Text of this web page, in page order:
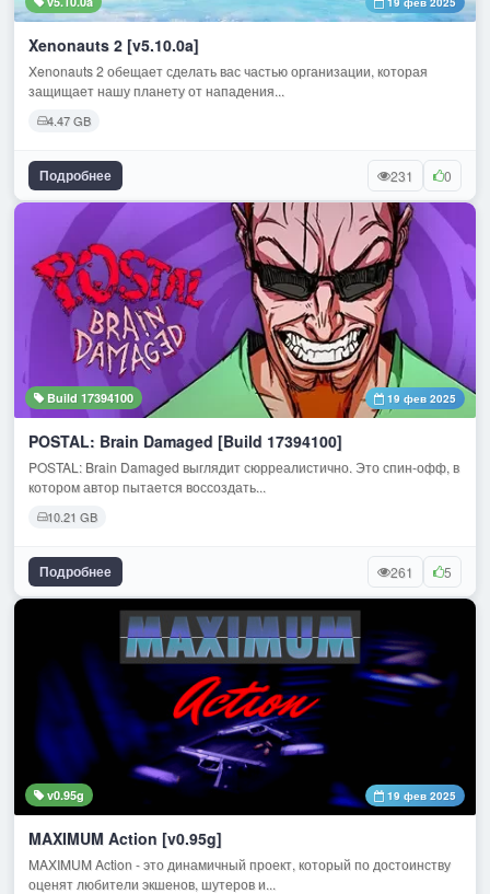
Xenonauts 2 [v5.10.0a]
Xenonauts 2 обещает сделать вас частью организации, которая
защищает нашу планету от нападения...
4.47 GB
Подробнее 231 0
Build 17394100 19 фев 2025
POSTAL: Brain Damaged [Build 17394100]
POSTAL: Brain Damaged выглядит сюрреалистично. Это спин-офф, в
котором автор пытается воссоздать...
10.21 GB
Подробнее 261 5
v0.95g 19 фев 2025
MAXIMUM Action [v0.95g]
MAXIMUM Action - это динамичный проект, который по достоинству
оценят любители экшенов, шутеров и...